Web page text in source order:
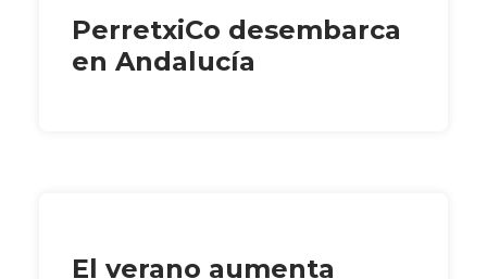
PerretxiCo desembarca
en Andalucía
El verano aumenta